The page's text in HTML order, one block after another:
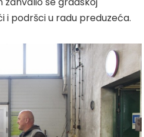
i podršci u radu preduzeća.